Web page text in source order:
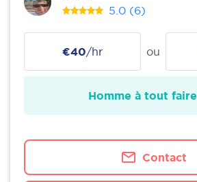
5.0 (6)
€40/hr ou
Homme à tout faire
Contact